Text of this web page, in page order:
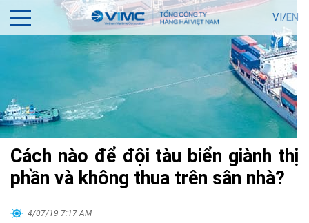
VI/EN
Cách nào để đội tàu biển giành thị
phần và không thua trên sân nhà?
4/07/19 7:17 AM